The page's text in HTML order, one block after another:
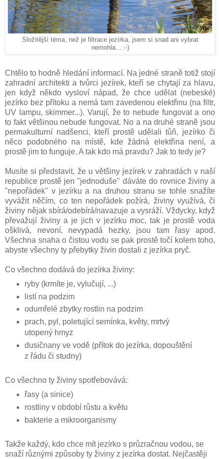
Složitější téma, než je filtrace jezírka, jsem si snad ani vybrat
nemohla... :-)
Chtělo to hodně hledání informací. Na jedné straně totiž stojí
zahradní architekti a tvůrci jezírek, kteří se chytají za hlavu,
jen když někdo vysloví nápad, že chce udělat (nebeské)
jezírko bez přítoku a nemá tam zavedenou elektřinu (na filtr,
UV lampu, skimmer...). Varují, že to nebude fungovat a ono
to fakt většinou nebude fungovat. No a na druhé straně jsou
permakulturní nadšenci, kteří prostě udělali tůň, jezírko či
něco podobného na místě, kde žádná elektřina není, a
prostě jim to funguje. A tak kdo má pravdu? Jak to tedy je?
Musíte si představit, že u většiny jezírek v zahradách v naší
republice prostě jen "jednoduše" dáváte do rovnice živiny a
"nepořádek" v jezírku a na druhou stranu se tohle snažíte
vyvážit něčím, co ten nepořádek požírá, živiny využívá, či
živiny nějak sbírá/odebírá/navazuje a vysráží. Vždycky, když
převažují živiny a je jich v jezírku moc, tak je prostě voda
ošklivá, nevoní, nevypadá hezky, jsou tam řasy apod.
Všechna snaha o čistou vodu se pak prostě točí kolem toho,
abyste všechny ty přebytky živin dostali z jezírka pryč.
Co všechno dodává do jezírka živiny:
ryby (krmíte je, vylučují, ...)
listí na podzim
odumřelé zbytky rostlin na podzim
prach, pyl, poletující semínka, květy, mrtvý
utopený hmyz
dusičnany ve vodě (přítok do jezírka, dopouštění
z řádu či studny)
Co všechno ty živiny spotřebovává:
řasy (a sinice)
rostliny v období růstu a květu
bakterie a mikroorganismy
Takže každý, kdo chce mít jezírko s průzračnou vodou, se
snaží různými způsoby ty živiny z jezírka dostat. Nejčastěji